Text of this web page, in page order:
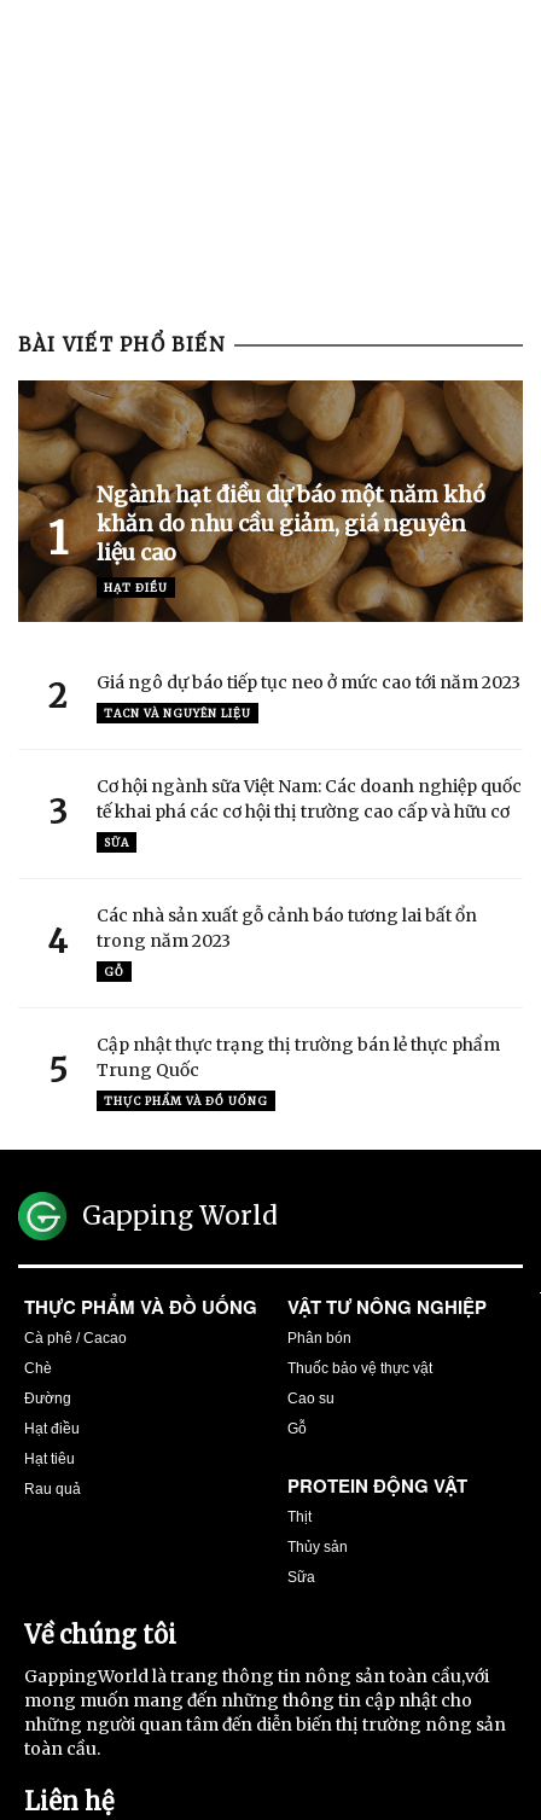
BÀI VIẾT PHỔ BIẾN
1
Ngành hạt điều dự báo một năm khó
khăn do nhu cầu giảm, giá nguyên
liệu cao
HẠT ĐIỀU
2 Giá ngô dự báo tiếp tục neo ở mức cao tới năm 2023
TACN VÀ NGUYÊN LIỆU
3
Cơ hội ngành sữa Việt Nam: Các doanh nghiệp quốc
tế khai phá các cơ hội thị trường cao cấp và hữu cơ
SỮA
4
Các nhà sản xuất gỗ cảnh báo tương lai bất ổn
trong năm 2023
GỖ
5
Cập nhật thực trạng thị trường bán lẻ thực phẩm
Trung Quốc
THỰC PHẨM VÀ ĐỒ UỐNG
Gapping World
THỰC PHẨM VÀ ĐỒ UỐNG
Cà phê / Cacao
Chè
Đường
Hạt điều
Hạt tiêu
Rau quả
VẬT TƯ NÔNG NGHIỆP
Phân bón
Thuốc bảo vệ thực vật
Cao su
Gỗ
PROTEIN ĐỘNG VẬT
Thịt
Thủy sản
Sữa
Về chúng tôi
GappingWorld là trang thông tin nông sản toàn cầu,với
mong muốn mang đến những thông tin cập nhật cho
những người quan tâm đến diễn biến thị trường nông sản
toàn cầu.
Liên hệ